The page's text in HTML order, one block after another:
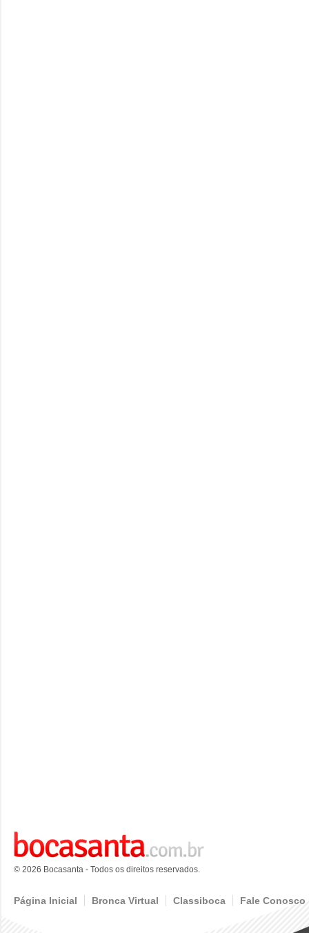
© 2026 Bocasanta - Todos os direitos reservados.
Página Inicial Bronca Virtual Classiboca Fale Conosco